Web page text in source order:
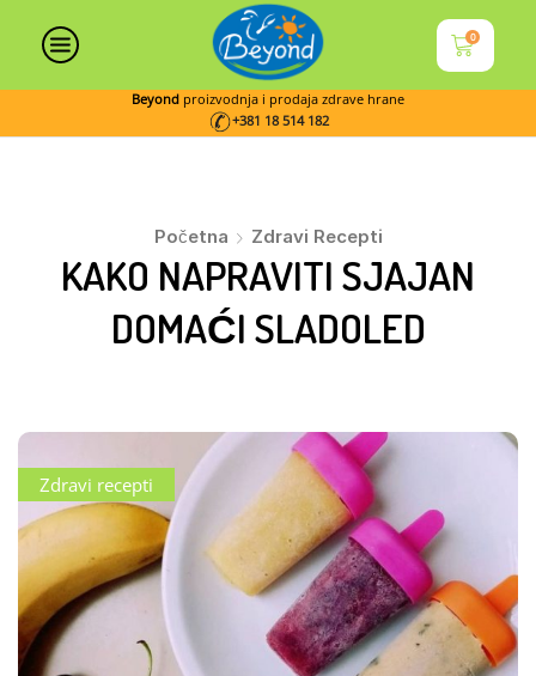
0
Beyond proizvodnja i prodaja zdrave hrane
+381 18 514 182
Početna Zdravi Recepti
KAKO NAPRAVITI SJAJAN
DOMAĆI SLADOLED
Zdravi recepti